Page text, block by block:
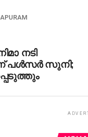
നടി
പള്‍സര്‍ സുനി;